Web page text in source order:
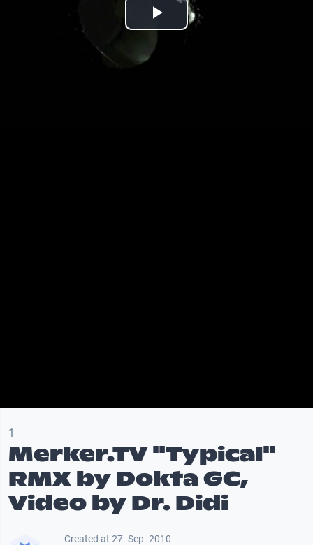
Play
1
Merker.TV "Typical"
RMX by Dokta GC,
Video by Dr. Didi
Created at 27. Sep. 2010